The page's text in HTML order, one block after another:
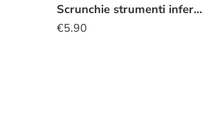
Scrunchie strumenti infermiere
€5.90